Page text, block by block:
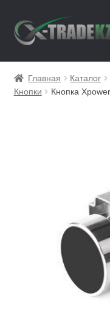
Перейти
к
Перейти
к
Главная
Каталог
Оформление заказа
Главная Каталог
Кнопки
Кнопка